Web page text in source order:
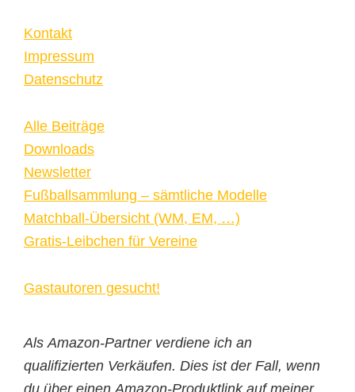
Kontakt
Impressum
Datenschutz
Alle Beiträge
Downloads
Newsletter
Fußballsammlung – sämtliche Modelle
Matchball-Übersicht (WM, EM, …)
Gratis-Leibchen für Vereine
Gastautoren gesucht!
Als Amazon-Partner verdiene ich an
qualifizierten Verkäufen. Dies ist der Fall, wenn
du über einen Amazon-Produktlink auf meiner